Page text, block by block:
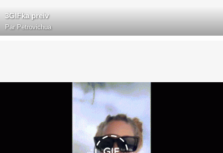
3GIFka preiv
Par Petrovichua